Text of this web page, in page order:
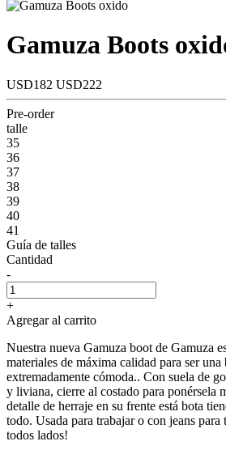
Gamuza Boots
USD182 USD222
Pre-order
talle
35
36
37
38
39
40
41
Guía de talles
Cantidad
-
+
Agregar al carrito
Nuestra nueva Gamuza boot de Gamuza
materiales de máxima calidad para ser
extremadamente cómoda.. Con suela de
y liviana, cierre al costado para ponérsela
detalle de herraje en su frente está bota
todo. Usada para trabajar o con jeans
todos lados!